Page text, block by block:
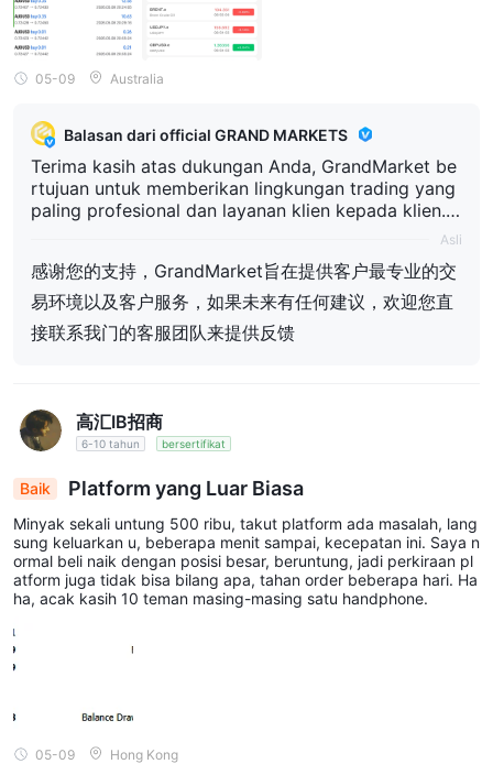
05-09 Australia
Balasan dari official GRAND MARKETS
Terima kasih atas dukungan Anda, GrandMarket be
rtujuan untuk memberikan lingkungan trading yang
paling profesional dan layanan klien kepada klien. J
ika ada saran di masa mendatang, Anda dapat lang
mberikan feedback
Asli
感谢您的支持，GrandMarket旨在提供客户最专业的交
易环境以及客户服务，如果未来有任何建议，欢迎您直
接联系我门的客服团队来提供反馈
高汇IB招商
6-10 tahun bersertifikat
Baik Platform yang Luar Biasa
Minyak sekali untung 500 ribu, takut platform ada masalah, lang
sung keluarkan u, beberapa menit sampai, kecepatan ini. Saya n
ormal beli naik dengan posisi besar, beruntung, jadi perkiraan pl
atform juga tidak bisa bilang apa, tahan order beberapa hari. Ha
ha, acak kasih 10 teman masing-masing satu handphone.
05-09 Hong Kong